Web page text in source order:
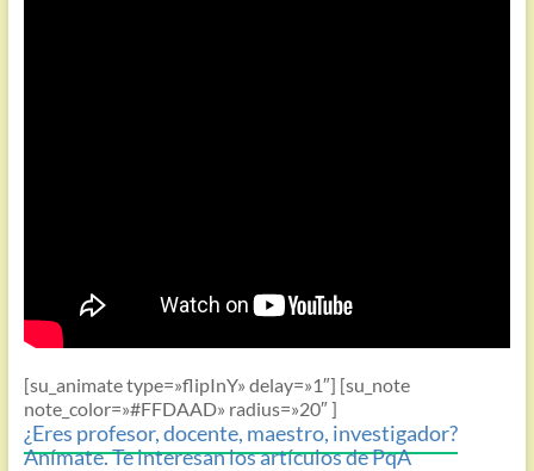
[su_animate type=»flipInY» delay=»1″] [su_note
note_color=»#FFDAAD» radius=»20″ ]
¿Eres profesor, docente, maestro, investigador?
Anímate. Te interesan los artículos de PqA